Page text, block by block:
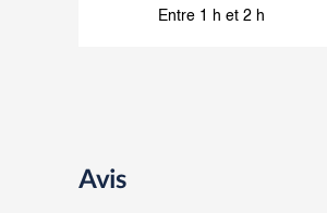
Entre 1 h et 2 h
Avis